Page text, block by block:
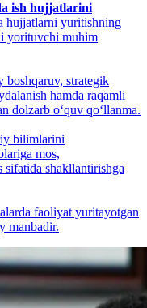
ish hujjatlarini
hujjatlarni yuritishning
yorituvchi muhim
boshqaruv, strategik
hamda raqamli
dolzarb o‘quv qo‘llanma.
bilimlarini
mos,
sifatida shakllantirishga
faoliyat yuritayotgan
manbadir.